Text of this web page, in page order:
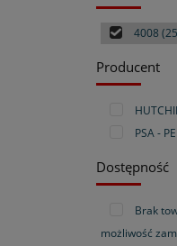
4008
Producent
PSA -
Dostępność
Brak
możliwość